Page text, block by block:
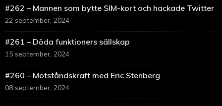
#262 – Mannen som bytte SIM-kort och hackade Twitter
22 september, 2024
#261 – Döda funktioners sällskap
15 september, 2024
#260 – Motståndskraft med Eric Stenberg
08 september, 2024